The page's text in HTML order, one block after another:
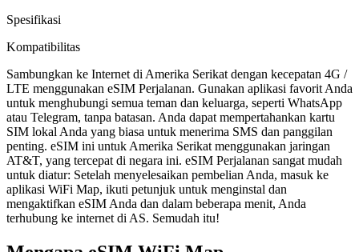
Spesifikasi
Kompatibilitas
Sambungkan ke Internet di Amerika Serikat dengan kecepatan 4G /
LTE menggunakan eSIM Perjalanan. Gunakan aplikasi favorit Anda
untuk menghubungi semua teman dan keluarga, seperti WhatsApp
atau Telegram, tanpa batasan. Anda dapat mempertahankan kartu
SIM lokal Anda yang biasa untuk menerima SMS dan panggilan
penting. eSIM ini untuk Amerika Serikat menggunakan jaringan
AT&T, yang tercepat di negara ini. eSIM Perjalanan sangat mudah
untuk diatur: Setelah menyelesaikan pembelian Anda, masuk ke
aplikasi WiFi Map, ikuti petunjuk untuk menginstal dan
mengaktifkan eSIM Anda dan dalam beberapa menit, Anda
terhubung ke internet di AS. Semudah itu!